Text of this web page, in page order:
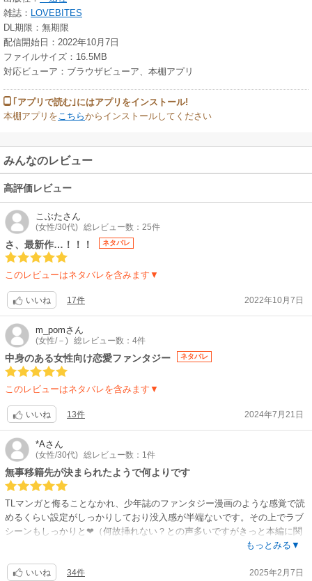
雑誌： LOVEBITES
DL期限：無期限
配信開始日：2022年10月7日
ファイルサイズ：16.5MB
対応ビューア：ブラウザビューア、本棚アプリ
｢アプリで読む｣にはアプリをインストール!
本棚アプリを こちらからインストールしてください
みんなのレビュー
高評価レビュー
こぶたさん
(女性/30代) 総レビュー数：25件
さ、最新作…！！！ ネタバレ
このレビューはネタバレを含みます▼
いいね 17件 2022年10月7日
m_pomさん
(女性/－) 総レビュー数：4件
中身のある女性向け恋愛ファンタジー ネタバレ
このレビューはネタバレを含みます▼
いいね 13件 2024年7月21日
*Aさん
(女性/30代) 総レビュー数：1件
無事移籍先が決まられたようで何よりです
TLマンガと侮ることなかれ、少年誌のファンタジー漫画のような感覚で読
めるくらい設定がしっかりしており没入感が半端ないです。その上でラブ
シーンもしっかりと❤（何故挿れない？との声多いですがきっと本編に関
わる重要なお楽しみなんだよ…！）キャラクターも好感や興味が持てる人
トヴァ～～～～～カッコイイぞ～～～～でもカワイ～～～～～！）コミッ
もっとみる▼
いいね 34件 2025年2月7日